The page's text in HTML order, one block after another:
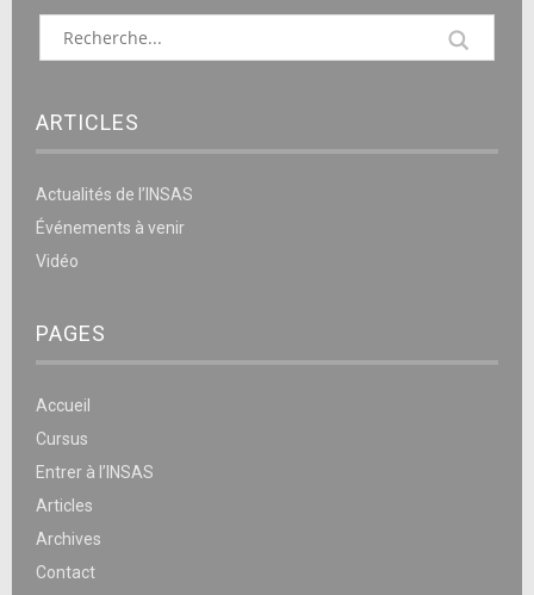
ARTICLES
Actualités de l’INSAS
Événements à venir
Vidéo
PAGES
Accueil
Cursus
Entrer à l’INSAS
Articles
Archives
Contact